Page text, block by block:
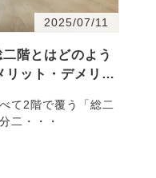
2025/07/11
階とはどのよう
リット・デメリッ
て2階で覆う「総二
二・・・